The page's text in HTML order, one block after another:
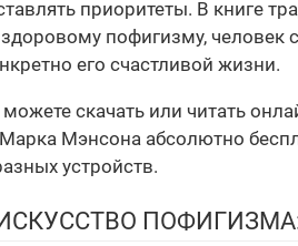
приоритеты. В книге
здоровому пофигизму,
его счастливой жизни.
скачать или читать
Мэнсона абсолютно
устройств.